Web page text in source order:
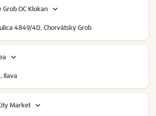
Grob OC Klokan
4849/4D, Chorvátsky Grob
Ilava
Market